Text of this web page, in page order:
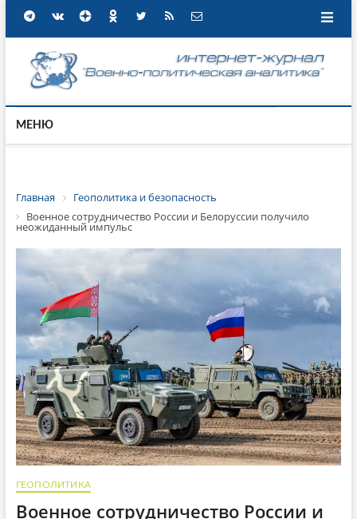
МЕНЮ
Главная
Геополитика и безопасность
Военное сотрудничество России и Белоруссии получило
неожиданный импульс
ГЕОПОЛИТИКА
Военное сотрудничество России и